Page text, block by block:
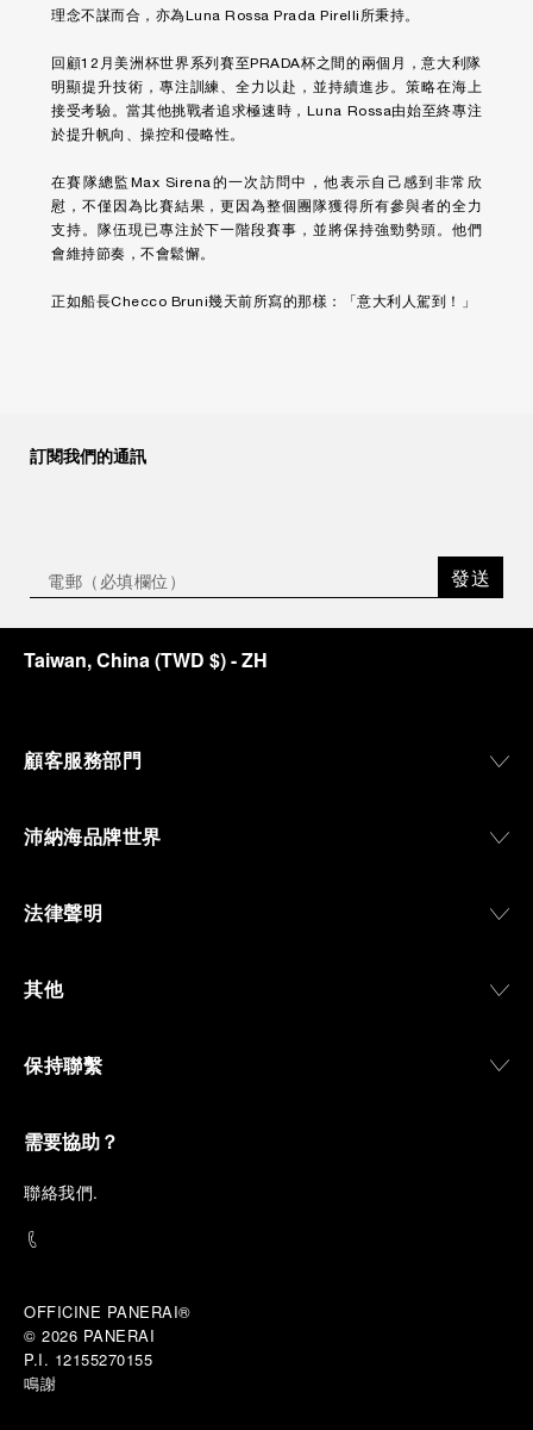
理念不謀而合，亦為Luna Rossa Prada Pirelli所秉持。
回顧12月美洲杯世界系列賽至PRADA杯之間的兩個月，意大利隊
明顯提升技術，專注訓練、全力以赴，並持續進步。策略在海上
接受考驗。當其他挑戰者追求極速時，Luna Rossa由始至終專注
於提升帆向、操控和侵略性。
在賽隊總監Max Sirena的一次訪問中，他表示自己感到非常欣
慰，不僅因為比賽結果，更因為整個團隊獲得所有參與者的全力
支持。隊伍現已專注於下一階段賽事，並將保持強勁勢頭。他們
會維持節奏，不會鬆懈。
正如船長Checco Bruni幾天前所寫的那樣：「意大利人駕到！」
訂閱我們的通訊
發送
Taiwan, China(TWD $)- ZH
顧客服務部門
沛納海品牌世界
法律聲明
其他
保持聯繫
需要協助？
聯絡我們.
OFFICINE PANERAI®
© 2026 PANERAI
P.I. 12155270155
鳴謝